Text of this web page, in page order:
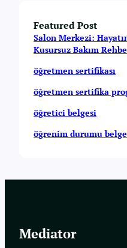
Featured Post
Salon Merkezi:
Kusursuz Bakım
öğretmen sertifikası
öğretmen sertifika
öğretici belgesi
öğrenim durumu
Mediator